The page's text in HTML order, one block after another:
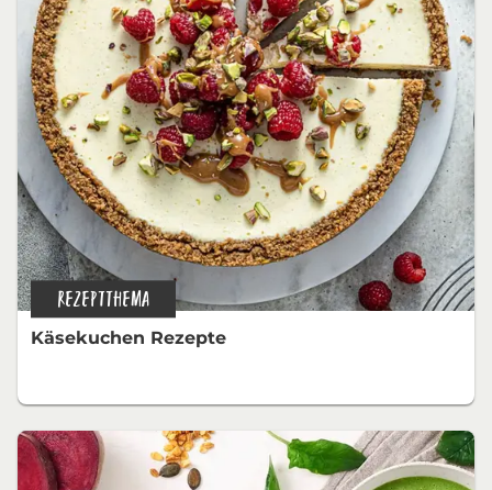
REZEPTTHEMA
Käsekuchen Rezepte